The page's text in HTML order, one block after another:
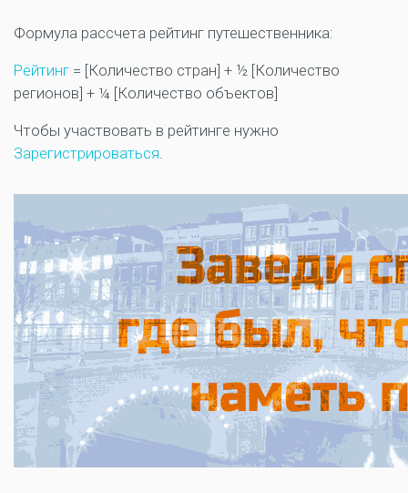
Формула рассчета рейтинг путешественника:
Рейтинг = [Количество стран] + ½ [Количество
регионов] + ¼ [Количество объектов]
Чтобы участвовать в рейтинге нужно
Зарегистрироваться.